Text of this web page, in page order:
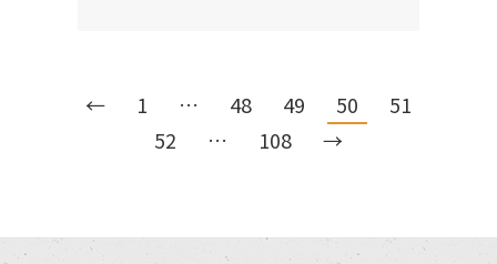
← 1 … 48 49 50
51
52
… 108 →